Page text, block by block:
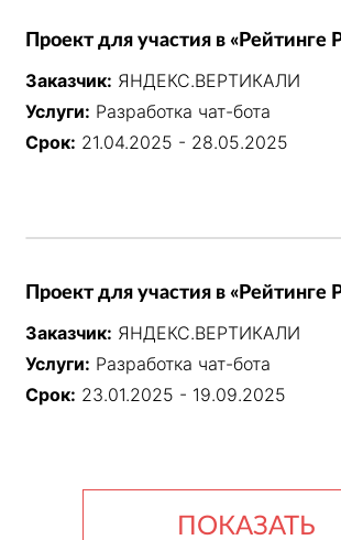
Проект для участия в «Рейтинге
Заказчик: ЯНДЕКС.ВЕРТИКАЛИ
Услуги: Разработка чат-бота
Срок: 21.04.2025 - 28.05.2025
Проект для участия в «Рейтинге
Заказчик: ЯНДЕКС.ВЕРТИКАЛИ
Услуги: Разработка чат-бота
Срок: 23.01.2025 - 19.09.2025
ПОКАЗАТЬ